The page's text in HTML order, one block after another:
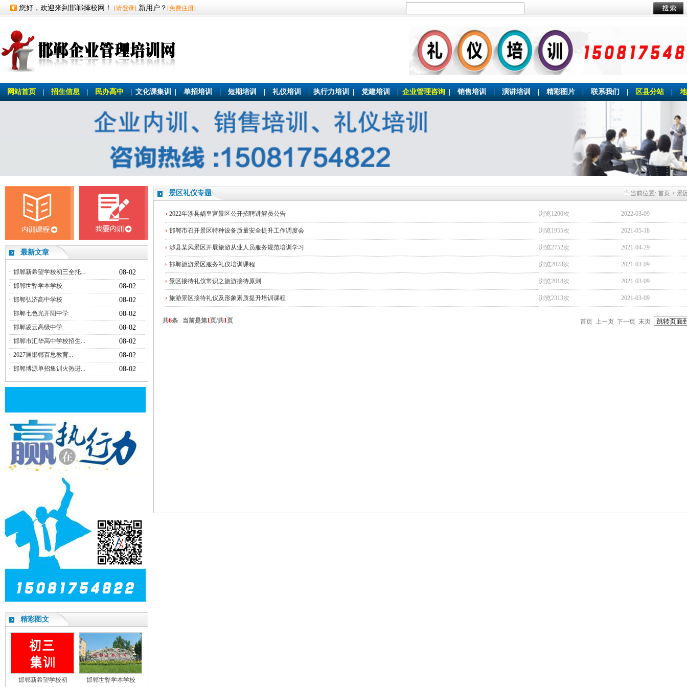
您好，欢迎来到邯郸择校网！ [请登录] 新用户？ [免费注册]
网站首页 招生信息 民办高中 文化课集训 单招培训 短期培训 礼仪培训 执行力培训 党建培训 企业管理咨询 销售培训 演讲培训 精彩图片 联系我们 区县分站
最新文章
· 邯郸新希望学校初三全托...
08-02
· 邯郸世骅学本学校
08-02
· 邯郸弘济高中学校
08-02
· 邯郸七色光开阳中学
08-02
· 邯郸凌云高级中学
08-02
· 邯郸市汇华高中学校招生...
08-02
· 2027届邯郸百思教育...
08-02
· 邯郸博源单招集训火热进... 08-02
精彩图文
邯郸新希望学校初 邯郸世骅学本学校
景区礼仪专题 当前位置: 首页 > 景
2022年涉县娲皇宫景区公开招聘讲解员公告 浏览1200次 2022-03-09
邯郸市召开景区特种设备质量安全提升工作调度会 浏览1955次 2021-05-18
涉县某风景区开展旅游从业人员服务规范培训学习 浏览2752次 2021-04-29
邯郸旅游景区服务礼仪培训课程 浏览2078次 2021-03-09
景区接待礼仪常识之旅游接待原则 浏览2018次 2021-03-09
旅游景区接待礼仪及形象素质提升培训课程 浏览2313次 2021-03-09
共6条 当前是第1页/共1页 首页 上一页 下一页 末页